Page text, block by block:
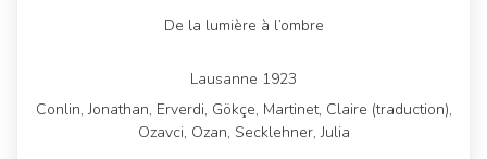
De la lumière à l’ombre
Lausanne 1923
Conlin, Jonathan, Erverdi, Gökçe, Martinet, Claire (traduction),
Ozavci, Ozan, Secklehner, Julia